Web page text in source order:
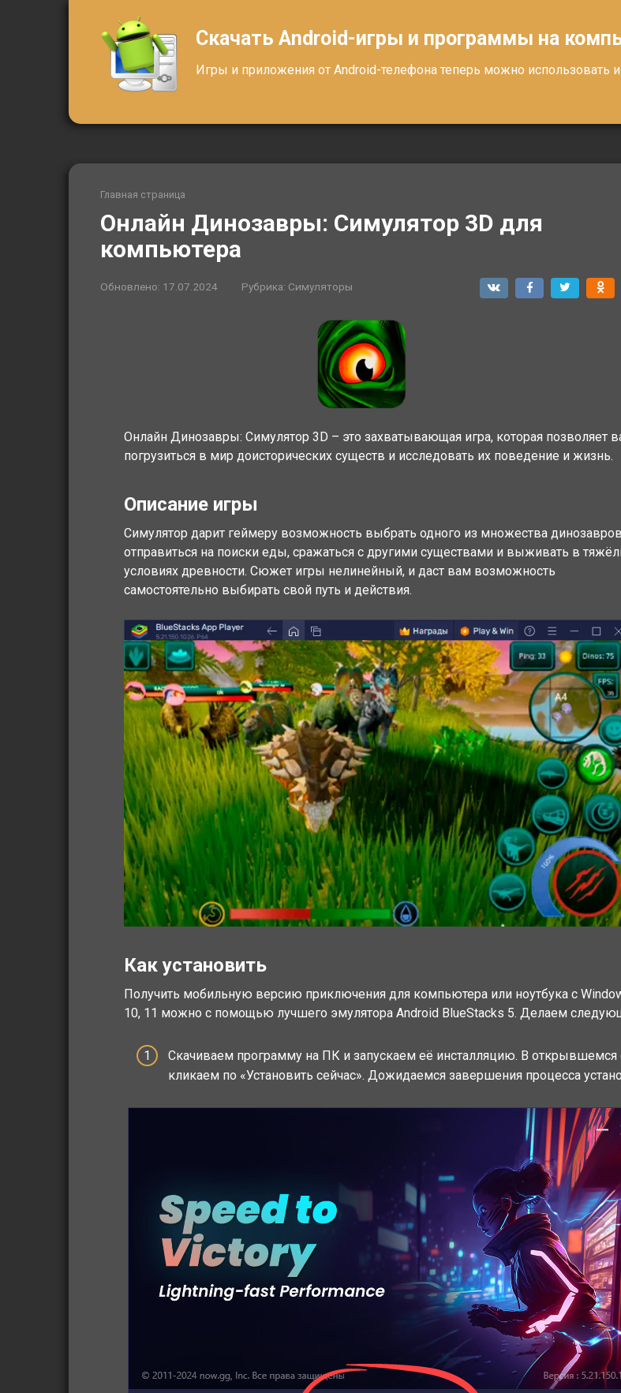
Скачать Android-игры и программы на
Игры и приложения от Android-телефона теперь можно использовать
Главная страница
Онлайн Динозавры: Симулятор 3D для
компьютера
Обновлено: 17.07.2024 Рубрика: Симуляторы
Онлайн Динозавры: Симулятор 3D – это захватывающая игра, которая позволяет
погрузиться в мир доисторических существ и исследовать их поведение и жизнь.
Описание игры
Симулятор дарит геймеру возможность выбрать одного из множества
отправиться на поиски еды, сражаться с другими существами и выживать в
условиях древности. Сюжет игры нелинейный, и даст вам возможность
самостоятельно выбирать свой путь и действия.
Как установить
Получить мобильную версию приключения для компьютера или ноутбука с
10, 11 можно с помощью лучшего эмулятора Android BlueStacks 5. Делаем
Скачиваем программу на ПК и запускаем её инсталляцию. В открывшемся
кликаем по «Установить сейчас». Дожидаемся завершения процесса